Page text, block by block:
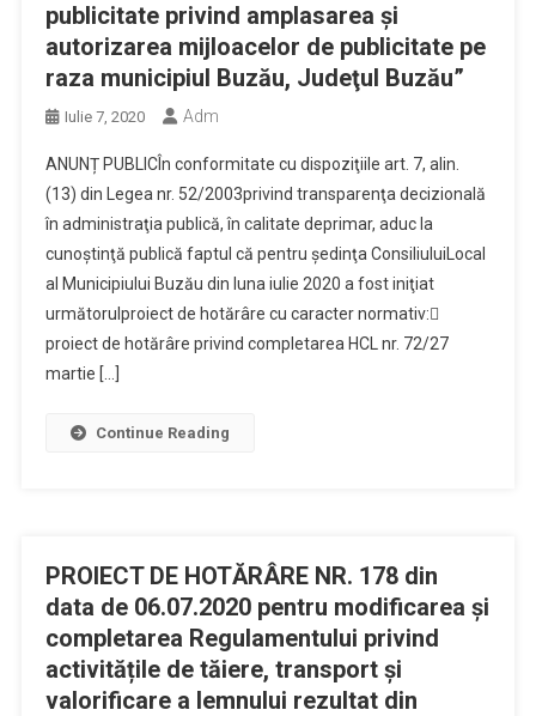
publicitate privind amplasarea şi
autorizarea mijloacelor de publicitate pe
raza municipiul Buzău, Judeţul Buzău”
Iulie 7, 2020 Adm
ANUNȚ PUBLICÎn conformitate cu dispoziţiile art. 7, alin.
(13) din Legea nr. 52/2003privind transparenţa decizională
în administraţia publică, în calitate deprimar, aduc la
cunoştinţă publică faptul că pentru şedinţa ConsiliuluiLocal
al Municipiului Buzău din luna iulie 2020 a fost iniţiat
următorulproiect de hotărâre cu caracter normativ:
proiect de hotărâre privind completarea HCL nr. 72/27
martie […]
Continue Reading
PROIECT DE HOTĂRÂRE NR. 178 din
data de 06.07.2020 pentru modificarea și
completarea Regulamentului privind
activitățile de tăiere, transport și
valorificare a lemnului rezultat din